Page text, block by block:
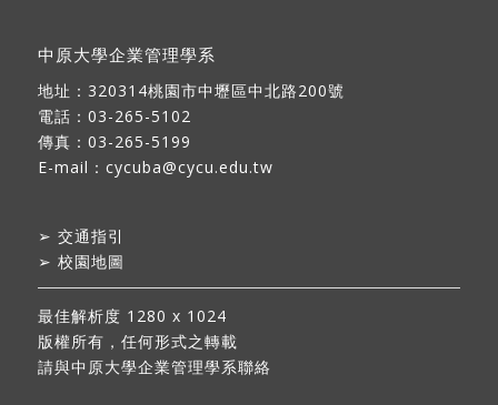
中原大學企業管理學系
地址： 320314桃園市中壢區中北路200號
電話：03-265-5102
傳真：03-265-5199
E-mail： cycuba@cycu.edu.tw
➢ 交通指引
➢ 校園地圖
最佳解析度 1280 x 1024
版權所有，任何形式之轉載
請與中原大學企業管理學系聯絡